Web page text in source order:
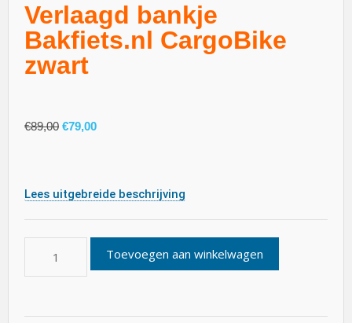
Verlaagd bankje
Bakfiets.nl CargoBike
zwart
€89,00 €79,00
Lees uitgebreide beschrijving
Toevoegen aan winkelwagen